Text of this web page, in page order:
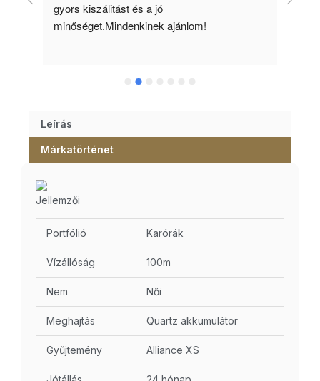
gyors kiszálitást és a jó
minőséget.Mindenkinek ajánlom!
Leírás
Márkatörténet
Jellemzői
Portfólió Karórák
Vízállóság 100m
Nem Női
Meghajtás Quartz akkumulátor
Gyűjtemény Alliance XS